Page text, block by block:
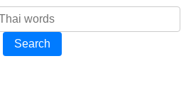
Search